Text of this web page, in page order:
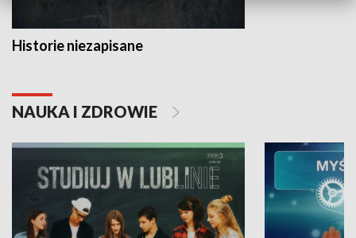
Historie niezapisane
NAUKA I ZDROWIE